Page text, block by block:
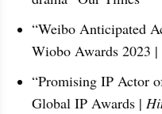
“Weibo Anticipated
Wiobo Awards 2023
“Promising IP Actor
Global IP Awards |